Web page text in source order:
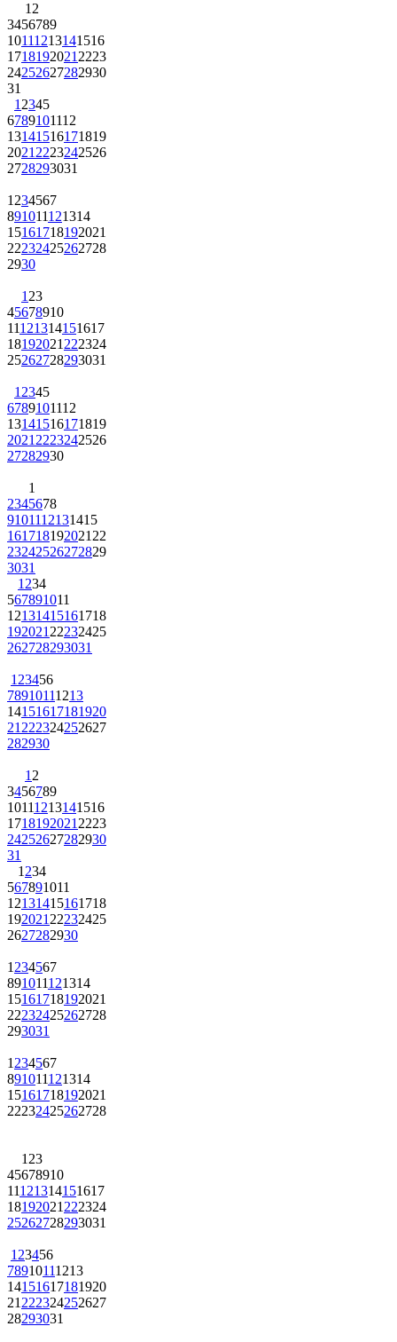
1 2
3456789
10111213141516
1718192021 2223
24252627282930
31
1 2345
6789101112
13141516171819
2021 2223242526
2728293031
1 234567
891011121314
15161718192021
22232425262728
2930
1 23
45678910
11121314151617
18192021 222324
25262728293031
1 2345
6789101112
13141516171819
2021 2223242526
27282930
1
2345678
9101112131415
161718192021 22
23242526272829
3031
1 234
567891011
12131415161718
192021 22232425
262728293031
1 23456
78910111213
14151617181920
21 222324252627
282930
1 2
3456789
10111213141516
1718192021 2223
24252627282930
31
1 234
567891011
12131415161718
192021 22232425
2627282930
1 234567
891011121314
15161718192021
22232425262728
293031
1 234567
891011121314
15161718192021
22232425262728
1 23
45678910
11121314151617
18192021 222324
25262728293031
1 23456
78910111213
14151617181920
21 222324252627
28293031